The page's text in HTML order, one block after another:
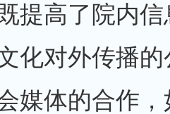
提高了院内
化对外传播
媒体的合作